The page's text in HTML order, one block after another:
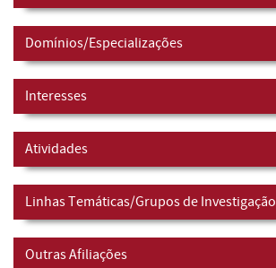
Domínios/Especializações
Interesses
Atividades
Linhas Temáticas/Grupos de Investigação
Outras Afiliações